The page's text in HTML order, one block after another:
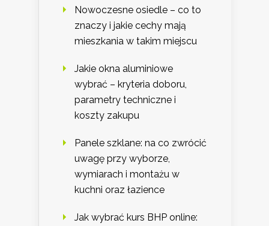
Nowoczesne osiedle – co to
znaczy i jakie cechy mają
mieszkania w takim miejscu
Jakie okna aluminiowe
wybrać – kryteria doboru,
parametry techniczne i
koszty zakupu
Panele szklane: na co zwrócić
uwagę przy wyborze,
wymiarach i montażu w
kuchni oraz łazience
Jak wybrać kurs BHP online: